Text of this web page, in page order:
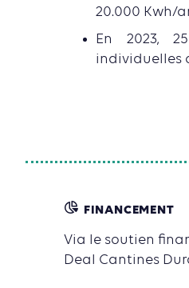
20.000 Kwh/
En 2023,
individuelles
FINANCEMENT
Via le soutien
Deal Cantines